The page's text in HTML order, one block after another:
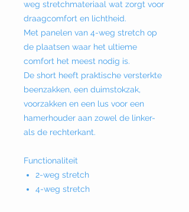
weg stretchmateriaal wat zorgt voor
draagcomfort en lichtheid.
Met panelen van 4-weg stretch op
de plaatsen waar het ultieme
comfort het meest nodig is.
De short heeft praktische versterkte
beenzakken, een duimstokzak,
voorzakken en een lus voor een
hamerhouder aan zowel de linker-
als de rechterkant.
Functionaliteit
2-weg stretch
4-weg stretch